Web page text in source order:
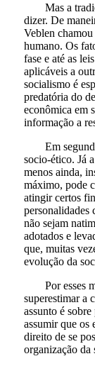
Mas a
dizer. De
Veblen
humano. Os
fase e até as
aplicáveis a
socialismo é
predatória do
econômica em
informação a
Em
socio-ético. Já
menos ainda,
máximo, pode
atingir certos
personalidades
não sejam
adotados e
que, muitas
evolução da
Por esses
superestimar a
assunto é
assumir que os
direito de se
organização da